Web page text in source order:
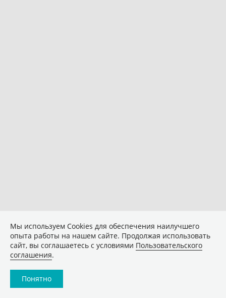
Мы используем Сookies для обеспечения наилучшего
опыта работы на нашем сайте. Продолжая использовать
сайт, вы соглашаетесь с условиями Пользовательского
соглашения.
Понятно